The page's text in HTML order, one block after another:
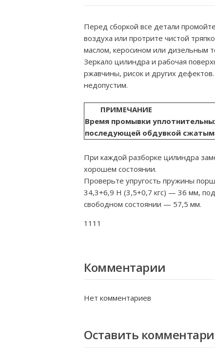
Перед сборкой все детали
воздуха или протрите чистой
маслом, керосином или дизельным
Зеркало цилиндра и рабочая
ржавчины, рисок и других
недопустим.
ПРИМЕЧАНИЕ
Время промывки
последующей обдувкой
При каждой разборке цилиндра
хорошем состоянии.
Проверьте упругость пружины
34,3+6,9 Н (3,5+0,7 кгс) — 36 мм,
свободном состоянии — 57,5 мм.
1111
Комментарии
Нет комментариев
Оставить